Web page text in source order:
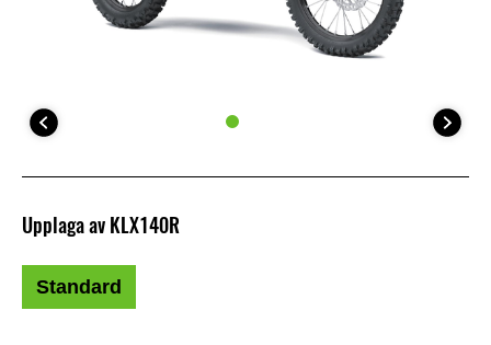
Upplaga av KLX140R
Standard